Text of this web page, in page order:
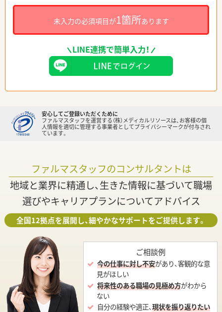
未入力の必須項目が1箇所あります
LINE連携で簡単入力！
安心してご登録いただくために
ファルマスタッフを運営する（株）メディカルリソースは、お客様の個
人情報を適切に管理する事業者としてプライバシーマークが付与され
ています。
ファルマスタッフのコンサルタントは
地域と業界に精通し、生きた情報に基づいて職場
選びやキャリアプランについてアドバイス
全国12拠点を展開し、細やかなサポートをご提供します。
ご相談例
今の仕事に対し不安があり、客観的な意
見がほしい
将来性のある職場の見極め方がわから
ない
自分の経験や適正、現状を振り返りたい